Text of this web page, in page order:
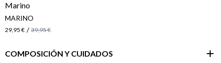
MARINO
29,95 € / 39,95 €
COMPOSICIÓN Y CUIDADOS